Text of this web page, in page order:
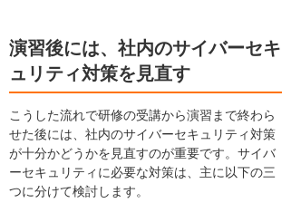
演習後には、社内のサイバーセキ
ュリティ対策を見直す
こうした流れで研修の受講から演習まで終わら
せた後には、社内のサイバーセキュリティ対策
が十分かどうかを見直すのが重要です。サイバ
ーセキュリティに必要な対策は、主に以下の三
つに分けて検討します。